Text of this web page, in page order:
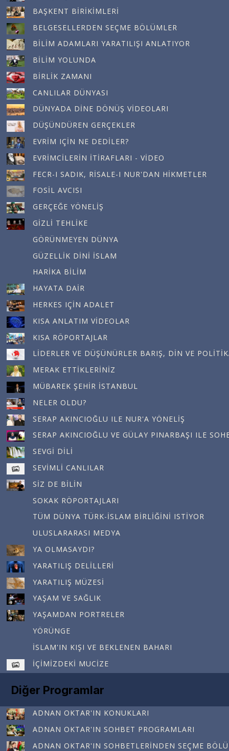
BAŞKENT BIRIKIMLERI
BELGESELLERDEN SEÇME BÖLÜMLER
BILIM ADAMLARI YARATILIŞI ANLATIYOR
BILIM YOLUNDA
BIRLIK ZAMANI
CANLILAR DÜNYASI
DÜNYADA DINE DÖNÜŞ VIDEOLARI
DÜŞÜNDÜREN GERÇEKLER
EVRIM IÇIN NE DEDILER?
EVRIMCILERIN İTIRAFLARI - VIDEO
FECR-I SADIK, RISALE-I NUR'DAN HIKMETLER
FOSIL AVCISI
GERÇEĞE YÖNELIŞ
GIZLI TEHLIKE
GÖRÜNMEYEN DÜNYA
GÜZELLIK DINI İSLAM
HARIKA BILIM
HAYATA DAIR
HERKES IÇIN ADALET
KISA ANLATIM VIDEOLAR
KISA RÖPORTAJLAR
LIDERLER VE DÜŞÜNÜRLER BARIŞ, DIN VE
MERAK ETTIKLERINIZ
MÜBAREK ŞEHIR İSTANBUL
NELER OLDU?
SERAP AKINCIOĞLU ILE NUR'A YÖNELIŞ
SERAP AKINCIOĞLU VE GÜLAY PINARBAŞI ILE
SEVGI DILI
SEVIMLI CANLILAR
SIZ DE BILIN
SOKAK RÖPORTAJLARI
TÜM DÜNYA TÜRK-İSLAM BIRLIĞINI ISTIYOR
ULUSLARARASI MEDYA
YA OLMASAYDI?
YARATILIŞ DELILLERI
YARATILIŞ MÜZESI
YAŞAM VE SAĞLIK
YAŞAMDAN PORTRELER
YÖRÜNGE
İSLAM'IN KIŞI VE BEKLENEN BAHARI
İÇIMIZDEKI MUCIZE
Diğer Programlar
ADNAN OKTAR'IN KONUKLARI
ADNAN OKTAR'IN SOHBET PROGRAMLARI
ADNAN OKTAR'IN SOHBETLERINDEN SEÇME